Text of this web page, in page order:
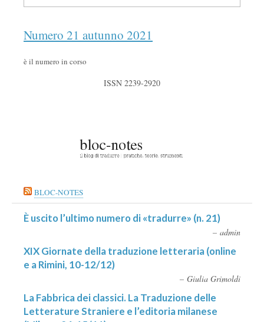
Numero 21 autunno 2021
è il numero in corso
ISSN 2239-2920
BLOC-NOTES
È uscito l’ultimo numero di «tradurre» (n. 21)
admin
XIX Giornate della traduzione letteraria (online
e a Rimini, 10-12/12)
Giulia Grimoldi
La Fabbrica dei classici. La Traduzione delle
Letterature Straniere e l’editoria milanese